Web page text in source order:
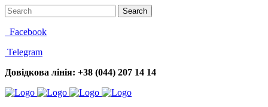
Facebook
Telegram
Довідкова лінія: +38 (044) 207 14 14